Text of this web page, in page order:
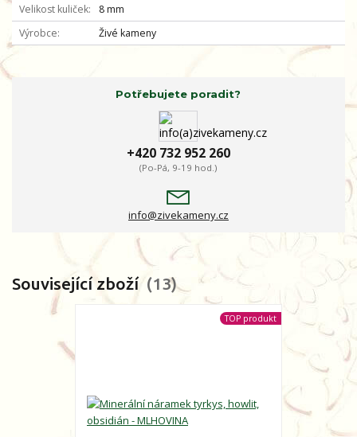
Velikost kuliček
8 mm
Výrobce
Živé kameny
Potřebujete poradit?
+420 732 952 260
(Po-Pá, 9-19 hod.)
info@zivekameny.cz
Související zboží 13
TOP produkt